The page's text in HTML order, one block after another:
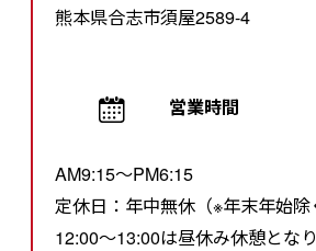
熊本県合志市須屋2589-4
営業時間
AM9:15～PM6:15
定休日：年中無休（※年末年始除
12:00～13:00は昼休み休憩とな